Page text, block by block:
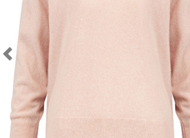
Previous